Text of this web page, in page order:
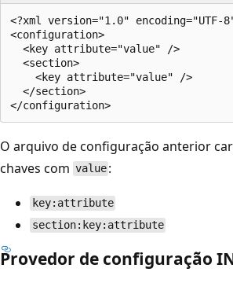
<?xml version="1.0" encoding="UTF-
<configuration>
  <key attribute="value" />
  <section>
    <key attribute="value" />
  </section>
O arquivo de configuração anterior
chaves com value :
key:attribute
section:key:attribute
Provedor de configuração